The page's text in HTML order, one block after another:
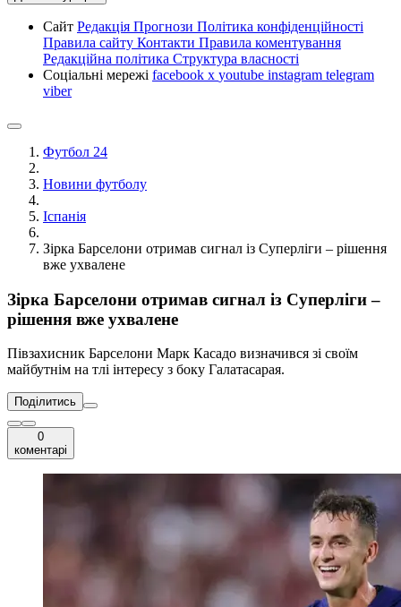
Сайт Редакція Прогнози Політика конфіденційності
Правила сайту Контакти Правила коментування
Редакційна політика Структура власності
Соціальні мережі facebook x youtube instagram telegram
viber
Футбол 24
Новини футболу
Іспанія
Зірка Барселони отримав сигнал із Суперліги – рішення
вже ухвалене
Зірка Барселони отримав сигнал із Суперліги –
рішення вже ухвалене
Півзахисник Барселони Марк Касадо визначився зі своїм
майбутнім на тлі інтересу з боку Галатасарая.
Поділитись
0
коментарі